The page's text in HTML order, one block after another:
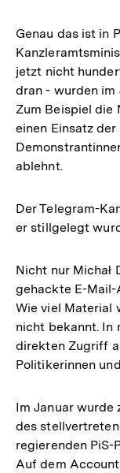
Genau das ist in
jetzt nicht
dran - wurden im
Zum Beispiel die
einen Einsatz
ablehnt.
Der Telegram-
er stillgelegt
Nicht nur Michał
gehackte E-
Wie viel Material
nicht bekannt. In
direkten Zugriff
Politikerinnen
Im Januar
des
regierenden PiS-
Auf dem